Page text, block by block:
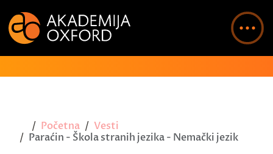
Početna
Vesti
Paraćin - Škola stranih jezika - Nemački jezik